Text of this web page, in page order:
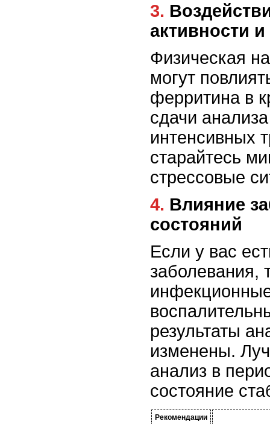
3. Воздействие физической
активности и
Физическая
могут
ферритина в
сдачи
интенсивных
старайтесь
стрессовые
4. Влияние заболеваний и
состояний
Если у вас
заболевания,
результаты
изменены.
анализ в
состояние
Рекомендации